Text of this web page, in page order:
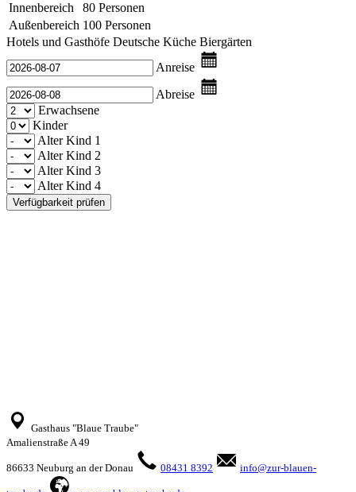
Innenbereich
80 Personen
Außenbereich 100 Personen
Hotels und Gasthöfe Deutsche Küche Biergärten
Anreise
Abreise
Erwachsene
Kinder
Alter Kind 1
Alter Kind 2
Alter Kind 3
Alter Kind 4
Verfügbarkeit prüfen
Gasthaus "Blaue Traube"
Amalienstraße A 49
86633 Neuburg an der Donau 08431 8392 info@zur-blauen-